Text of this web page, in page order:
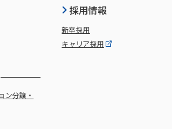
ン分譲・
採用情報
新卒採用
キャリア採用